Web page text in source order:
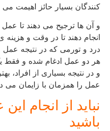
کنندگان بسیار حائز اهیمت می
و آن ها ترجیح می دهند تا عمل
انجام دهند تا در وقت و هزینه
درد و تورمی که در نتیجه عمل
هر دو عمل ادغام شده و فقط یک
و در نتیجه بسیاری از افراد،
عمل را همزمان با زایمان می
نباید از انجام
باشید